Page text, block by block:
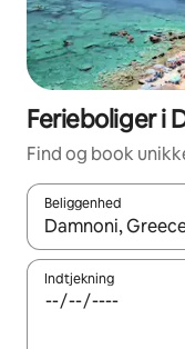
Ferieboliger i
Find og book
Beliggenhed
Når resultaterne
Indtjekning